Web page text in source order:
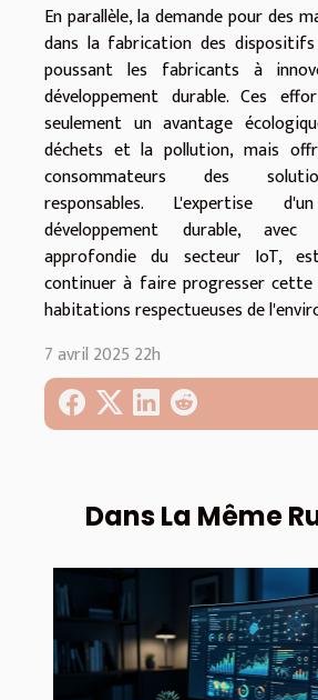
Dans La Même
En parallèle, la demande pour des
dans la fabrication des
poussant les fabricants à
développement durable. Ces
seulement un avantage
déchets et la pollution, mais
consommateurs des
responsables. L'expertise
développement durable, avec
approfondie du secteur IoT,
continuer à faire progresser cette
habitations respectueuses de
7 avril 2025 22h